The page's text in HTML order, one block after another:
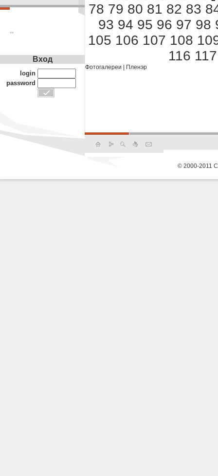
**
78 79 80 81 82 83
93 94 95 96 97 98
105 106 107 108
116 117
Фотогалереи Пленэр
Вход
login
password
© 2000-2011